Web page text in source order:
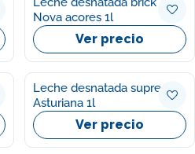
Nova acores 1l
Ver precio
Leche desnatada suprema
Asturiana 1l
Ver precio